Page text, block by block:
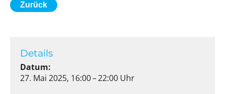
Details
Datum:
27. Mai 2025, 16:00 – 22:00 Uhr
Zurück